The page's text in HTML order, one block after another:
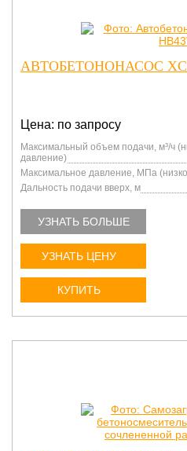
АВТОБЕТОНОНАСОС
Цена: по запросу
Максимальный объем подачи, м³/ч
давление)
Максимальное давление, МПа
Дальность подачи вверх, м
УЗНАТЬ БОЛЬШЕ
УЗНАТЬ ЦЕНУ
КУПИТЬ